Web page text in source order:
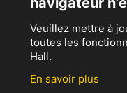
Veuillez mettre à
toutes les
Hall.
En savoir plus